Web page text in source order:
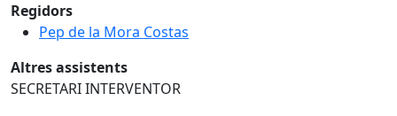
Regidors
Pep de la Mora Costas
Altres assistents
SECRETARI INTERVENTOR